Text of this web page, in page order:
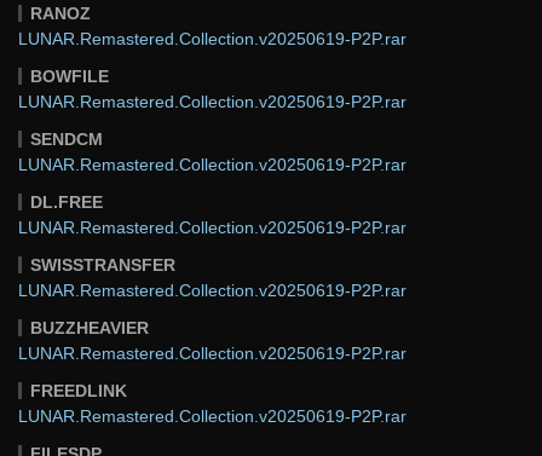
RANOZ
LUNAR.Remastered.Collection.v20250619-P2P.rar
BOWFILE
LUNAR.Remastered.Collection.v20250619-P2P.rar
SENDCM
LUNAR.Remastered.Collection.v20250619-P2P.rar
DL.FREE
LUNAR.Remastered.Collection.v20250619-P2P.rar
SWISSTRANSFER
LUNAR.Remastered.Collection.v20250619-P2P.rar
BUZZHEAVIER
LUNAR.Remastered.Collection.v20250619-P2P.rar
FREEDLINK
LUNAR.Remastered.Collection.v20250619-P2P.rar